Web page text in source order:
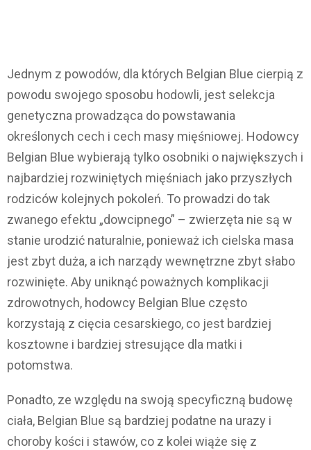
Jednym z powodów, dla których Belgian Blue cierpią z
powodu swojego sposobu hodowli, jest selekcja
genetyczna prowadząca do powstawania
określonych cech i cech masy mięśniowej. Hodowcy
Belgian Blue wybierają tylko osobniki o największych i
najbardziej rozwiniętych mięśniach jako przyszłych
rodziców kolejnych pokoleń. To prowadzi do tak
zwanego efektu „dowcipnego” – zwierzęta nie są w
stanie urodzić naturalnie, ponieważ ich cielska masa
jest zbyt duża, a ich narządy wewnętrzne zbyt słabo
rozwinięte. Aby uniknąć poważnych komplikacji
zdrowotnych, hodowcy Belgian Blue często
korzystają z cięcia cesarskiego, co jest bardziej
kosztowne i bardziej stresujące dla matki i
potomstwa.
Ponadto, ze względu na swoją specyficzną budowę
ciała, Belgian Blue są bardziej podatne na urazy i
choroby kości i stawów, co z kolei wiąże się z